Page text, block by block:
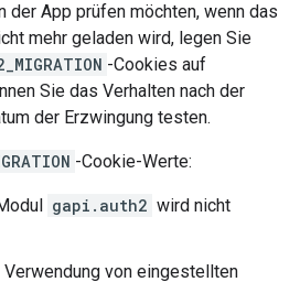
der App prüfen möchten, wenn das
mehr geladen wird, legen Sie
-Cookies auf
Sie das Verhalten nach der
der Erzwingung testen.
-Cookie-Werte:
gapi.auth2 wird nicht
Verwendung von eingestellten